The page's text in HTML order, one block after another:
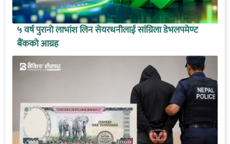
५ वर्ष पुरानो लाभांश लिन सेयरधनीलाई सांग्रिला डेभलपमेण्ट
बैंकको आग्रह